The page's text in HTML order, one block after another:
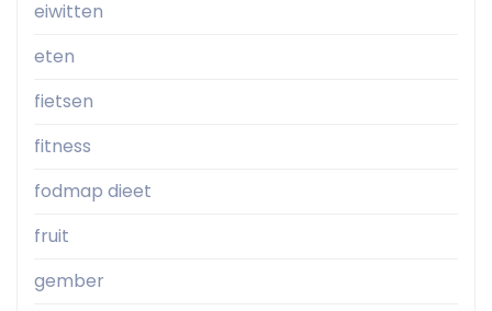
eiwitten
eten
fietsen
fitness
fodmap dieet
fruit
gember